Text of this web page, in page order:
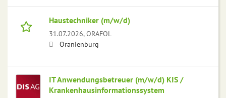
Haustechniker (m/w/d)
31.07.2026,ORAFOL
Oranienburg
IT Anwendungsbetreuer (m/w/d) KIS /
Krankenhausinformationssystem